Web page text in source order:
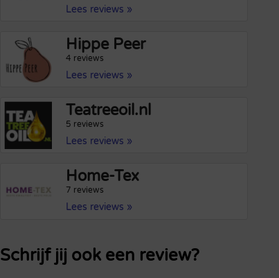
Lees reviews »
Hippe Peer
4 reviews
Lees reviews »
Teatreeoil.nl
5 reviews
Lees reviews »
Home-Tex
7 reviews
Lees reviews »
Schrijf jij ook een review?